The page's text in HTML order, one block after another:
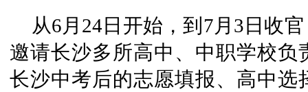
从6月24日开始，到7月3日收
邀请长沙多所高中、中职学校负
长沙中考后的志愿填报、高中